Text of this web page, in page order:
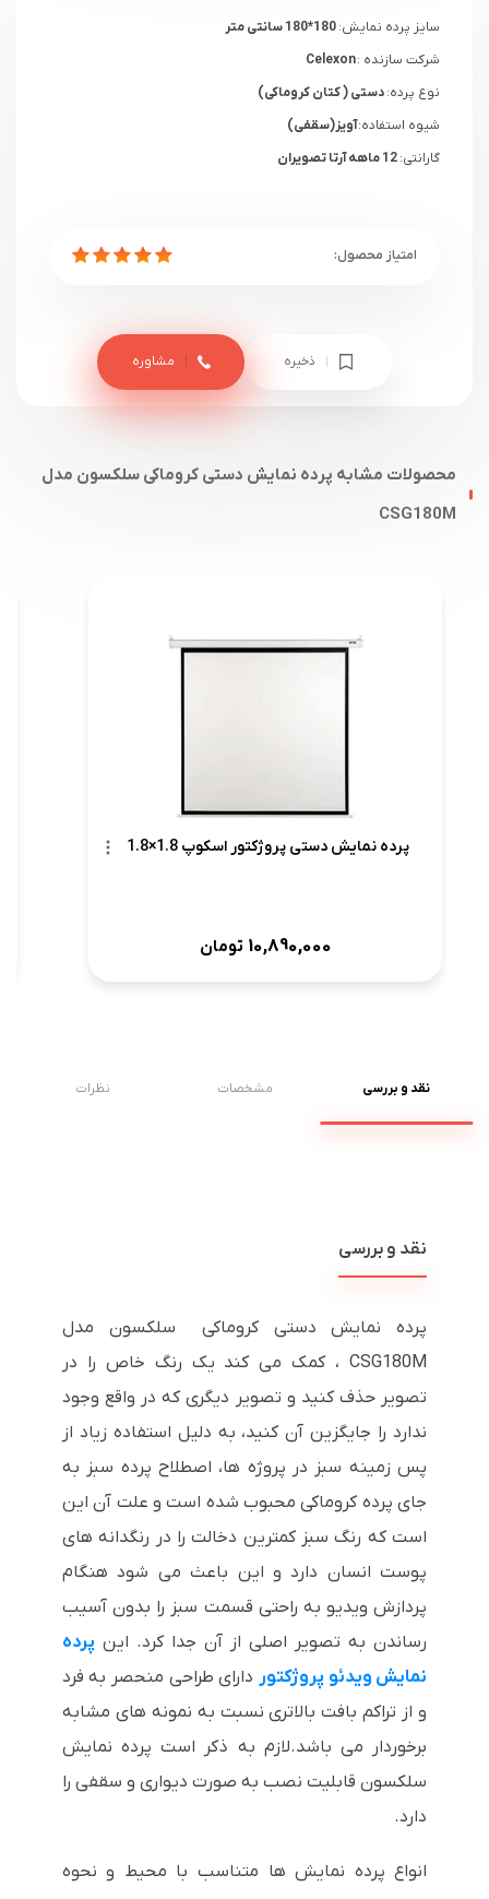
سایز پرده نمایش:
شرکت سازنده :
نوع پرده:دستی ( کتان کروماکی)
شیوه استفاده:آویز(سقفی)
گارانتی:
ذخیره مشاوره
محصولات مشابه پرده نمایش دستی کروماکی سلکسون مدل
CSG180M
پرده نمایش دستی پروژکتور اسکوپ 1.8×1.8
10,890,000 تومان
نقد و بررسی مشخصات نظرات
نقد و بررسی
پرده نمایش دستی کروماکی سلکسون مدل
CSG180M ، کمک می کند یک رنگ خاص را در
تصویر حذف کنید و تصویر دیگری که در واقع وجود
ندارد را جایگزین آن کنید، به دلیل استفاده زیاد از
پس زمینه سبز در پروژه ها، اصطلاح پرده سبز به
جای پرده کروماکی محبوب شده است و علت آن این
است که رنگ سبز کمترین دخالت را در رنگدانه های
پوست انسان دارد و این باعث می شود هنگام
پردازش ویدیو به راحتی قسمت سبز را بدون آسیب
رساندن به تصویر اصلی از آن جدا کرد. این پرده
نمایش ویدئو پروژکتور دارای طراحی منحصر به فرد
و از تراکم بافت بالاتری نسبت به نمونه های مشابه
برخوردار می باشد.لازم به ذکر است پرده نمایش
سلکسون قابلیت نصب به صورت دیواری و سقفی را
دارد.
انواع پرده نمایش ها متناسب با محیط و نحوه